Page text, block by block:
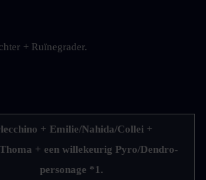
+ Ruïnegrader.
+ Emilie/Nahida/Collei +
+ een willekeurig Pyro/Dendro-
personage *1.